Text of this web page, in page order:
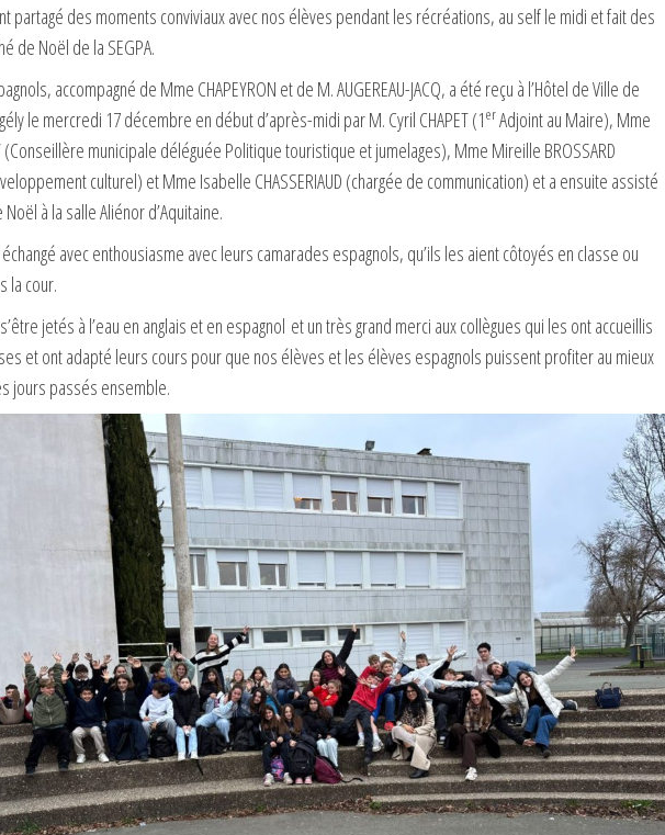
partagé des moments conviviaux avec nos élèves pendant les récréations, au self le midi et fait des
de Noël de la SEGPA.
accompagné de Mme CHAPEYRON et de M. AUGEREAU-JACQ, a été reçu à l’Hôtel de Ville de
le mercredi 17 décembre en début d’après-midi par M. Cyril CHAPET (1erAdjoint au Maire), Mme
(Conseillère municipale déléguée Politique touristique et jumelages), Mme Mireille BROSSARD
culturel) et Mme Isabelle CHASSERIAUD (chargée de communication) et a ensuite assisté
à la salle Aliénor d’Aquitaine.
avec enthousiasme avec leurs camarades espagnols, qu’ils les aient côtoyés en classe ou
la cour.
jetés à l’eau en anglais et en espagnol et un très grand merci aux collègues qui les ont accueillis
et ont adapté leurs cours pour que nos élèves et les élèves espagnols puissent profiter au mieux
jours passés ensemble.